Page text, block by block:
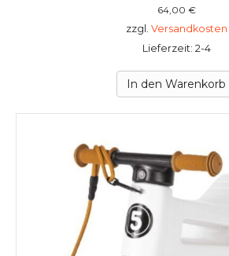
64,00 €
zzgl. Versandkosten
Lieferzeit: 2-4
In den Warenkorb